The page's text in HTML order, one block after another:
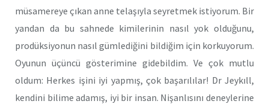
müsamereye çıkan anne telaşıyla seyretmek istiyorum. Bir
yandan da bu sahnede kimilerinin nasıl yok olduğunu,
prodüksiyonun nasıl gümlediğini bildiğim için korkuyorum.
Oyunun üçüncü gösterimine gidebildim. Ve çok mutlu
oldum: Herkes işini iyi yapmış, çok başarılılar! Dr Jeykıll,
kendini bilime adamış, iyi bir insan. Nişanlısını deneylerine